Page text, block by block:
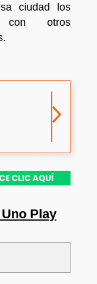
ciudad los
con otros
Play